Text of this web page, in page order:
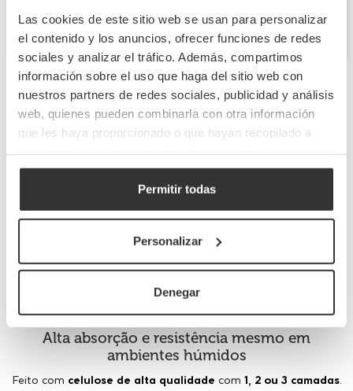
Las cookies de este sitio web se usan para personalizar
el contenido y los anuncios, ofrecer funciones de redes
sociales y analizar el tráfico. Además, compartimos
información sobre el uso que haga del sitio web con
nuestros partners de redes sociales, publicidad y análisis
web, quienes pueden combinarla con otra información
que les haya proporcionado o que hayan recopilado a
Permitir todas
Personalizar
Denegar
Papel toalha: absorção, higiene e eficiência em
cozinhas e casas de banho profissionais
Opapel toalhaé indispensável em qualquernegócio de
para garantir ahigiene das mãos
paracumprir normas sanitáriase promoverboas práticas.
Formatos adaptados ao setor HORECA
Disponível emrolo industrial,dobrado em V ou Zebobinas
e osinterfolhados
banho.
Alta absorção e resistência mesmo em
ambientes húmidos
Feito com celulose de alta qualidade com 1, 2 ou 3 camadas.